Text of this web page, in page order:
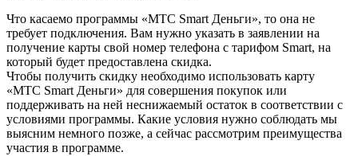
Что касаемо программы «МТС Smart Деньги», то она не
требует подключения. Вам нужно указать в заявлении на
получение карты свой номер телефона с тарифом Smart, на
который будет предоставлена скидка.
Чтобы получить скидку необходимо использовать карту
«МТС Smart Деньги» для совершения покупок или
поддерживать на ней неснижаемый остаток в соответствии с
условиями программы. Какие условия нужно соблюдать мы
выясним немного позже, а сейчас рассмотрим преимущества
участия в программе.